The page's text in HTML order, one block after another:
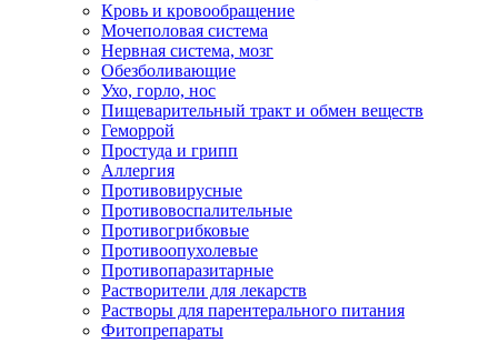
Кровь и кровообращение
Мочеполовая система
Нервная система, мозг
Обезболивающие
Ухо, горло, нос
Пищеварительный тракт и обмен веществ
Геморрой
Простуда и грипп
Аллергия
Противовирусные
Противовоспалительные
Противогрибковые
Противоопухолевые
Противопаразитарные
Растворители для лекарств
Растворы для парентерального питания
Фитопрепараты